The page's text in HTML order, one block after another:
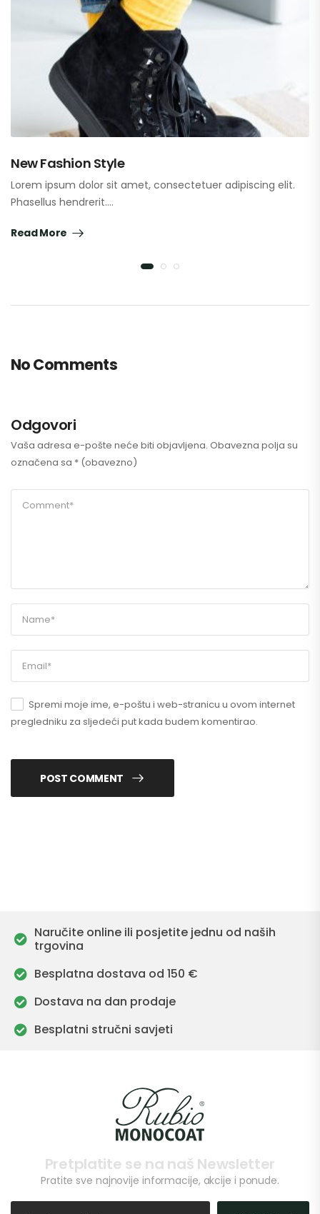
New Fashion Style
Lorem ipsum dolor sit amet, consectetuer adipiscing elit.
Phasellus hendrerit.…
Read More
No Comments
Odgovori
Vaša adresa e-pošte neće biti objavljena. Obavezna polja su
označena sa * (obavezno)
Spremi moje ime, e-poštu i web-stranicu u ovom internet
pregledniku za sljedeći put kada budem komentirao.
POST COMMENT
Naručite online ili posjetite jednu od naših
trgovina
Besplatna dostava od 150 €
Dostava na dan prodaje
Besplatni stručni savjeti
Pretplatite se na naš Newsletter
Pratite sve najnovije informacije, akcije i ponude.